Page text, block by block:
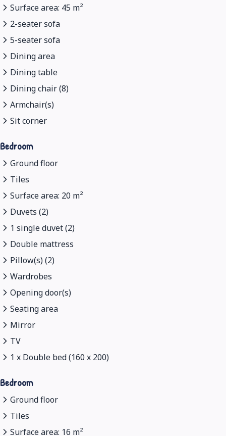
Surface area: 45 m²
2-seater sofa
5-seater sofa
Dining area
Dining table
Dining chair (8)
Armchair(s)
Sit corner
Bedroom
Ground floor
Tiles
Surface area: 20 m²
Duvets (2)
1 single duvet (2)
Double mattress
Pillow(s) (2)
Wardrobes
Opening door(s)
Seating area
Mirror
TV
1 x Double bed (160 x 200)
Bedroom
Ground floor
Tiles
Surface area: 16 m²